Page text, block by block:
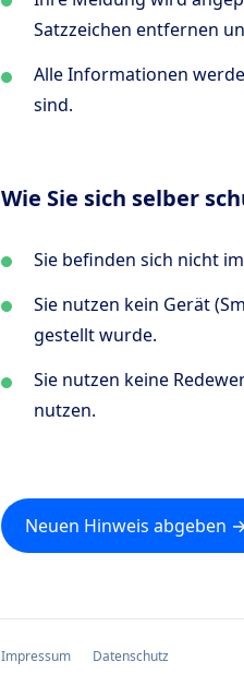
Satzzeichen entfernen
Alle Informationen
sind.
Wie Sie sich selber
Sie befinden sich nicht
Sie nutzen kein Gerät
gestellt wurde.
Sie nutzen keine
nutzen.
Neuen Hinweis abgeben
Impressum Datenschutz